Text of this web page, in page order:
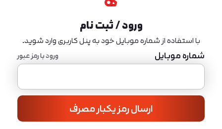
ورود / ثبت نام
با استفاده از شماره موبایل خود به پنل کاربری وارد شوید.
شماره موبایل ورود با رمز عبور
ارسال رمز یکبار مصرف